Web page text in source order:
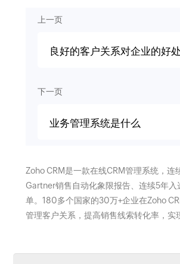
上一页
良好的客户关系对企业的好处
下一页
业务管理系统是什么
Zoho CRM是一款在线CRM管理系统，连
Gartner销售自动化象限报告、连续5年入
单。180多个国家的30万+企业在Zoho
管理客户关系，提高销售线索转化率，实